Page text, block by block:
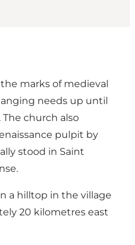
marks of medieval
needs up until
church also
pulpit by
stood in Saint
a hilltop in the village
20 kilometres east